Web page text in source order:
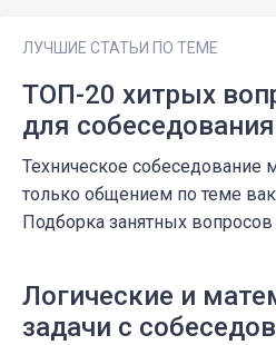
ЛУЧШИЕ СТАТЬИ ПО ТЕМЕ
ТОП-20 хитрых
для собеседования
Техническое собеседование
только общением по теме
Подборка занятных
Логические и
задачи с